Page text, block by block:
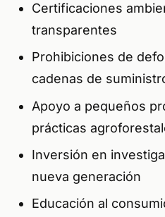
Certificaciones
transparentes
Prohibiciones de
cadenas de
Apoyo a pequeños
prácticas
Inversión en
nueva generación
Educación al